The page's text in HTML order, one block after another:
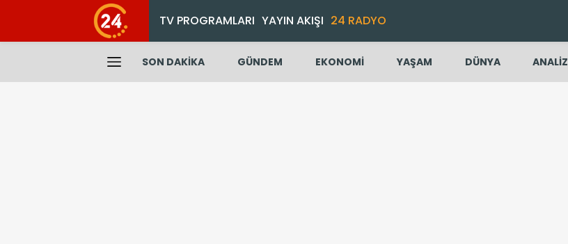
TV PROGRAMLARI YAYIN AKIŞI 24 RADYO
SON DAKİKA GÜNDEM EKONOMİ YAŞAM DÜNYA ANALİZ